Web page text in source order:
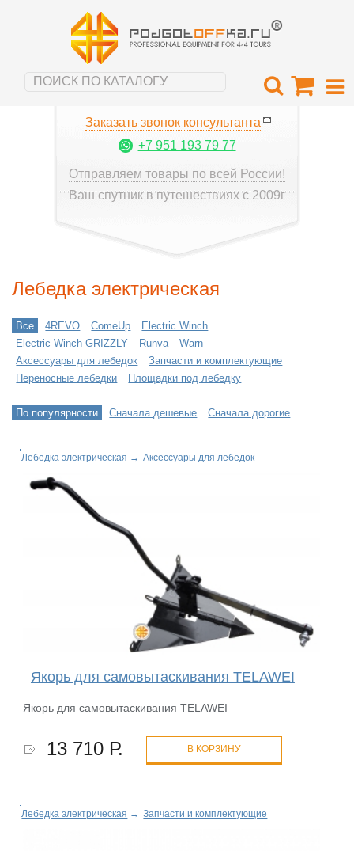
Заказать звонок консультанта
+7 951 193 79 77
Отправляем товары по всей России!
Ваш спутник в путешествиях с 2009г
Лебедка электрическая
Все 4REVO ComeUp
Electric Winch
Electric Winch GRIZZLY
Runva
Warn
Аксессуары для лебедок
Запчасти и комплектующие
Переносные лебедки
Площадки под лебедку
По популярности Сначала дешевые Сначала дорогие
Лебедка электрическая → Аксессуары для лебедок
Якорь для самовытаскивания TELAWEI
Якорь для самовытаскивания TELAWEI
13 710 Р. В КОРЗИНУ
Лебедка электрическая → Запчасти и комплектующие